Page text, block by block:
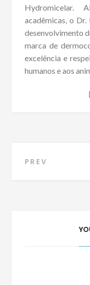
Hydromicelar.
acadêmicas, o
desenvolvimento
marca de
excelência e
humanos e aos
PREV